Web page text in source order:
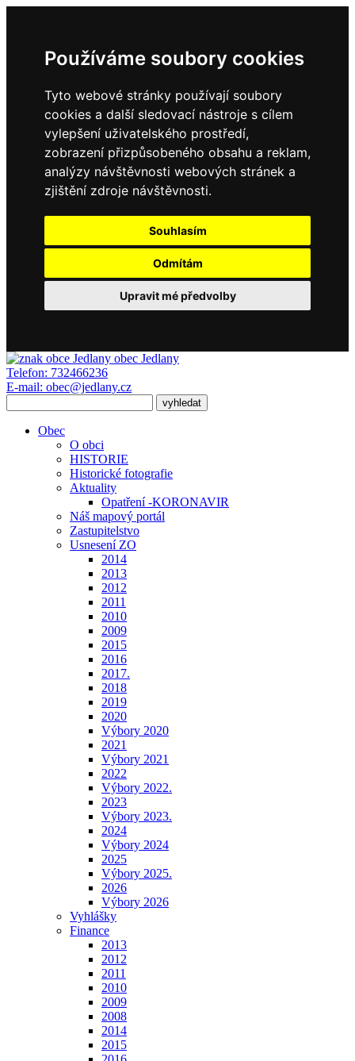
Používáme soubory cookies
Tyto webové stránky používají soubory
cookies a další sledovací nástroje s cílem
vylepšení uživatelského prostředí,
zobrazení přizpůsobeného obsahu a reklam,
analýzy návštěvnosti webových stránek a
zjištění zdroje návštěvnosti.
Souhlasím
Odmítám
Upravit mé předvolby
obec Jedlany
Telefon: 732466236
E-mail: obec@jedlany.cz
Obec
O obci
HISTORIE
Historické fotografie
Aktuality
Opatření -KORONAVIR
Náš mapový portál
Zastupitelstvo
Usnesení ZO
2014
2013
2012
2011
2010
2009
2015
2016
2017.
2018
2019
2020
Výbory 2020
2021
Výbory 2021
2022
Výbory 2022.
2023
Výbory 2023.
2024
Výbory 2024
2025
Výbory 2025.
2026
Výbory 2026
Vyhlášky
Finance
2013
2012
2011
2010
2009
2008
2014
2015